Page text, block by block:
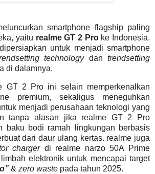
smartphone flagship paling
yaitu realme GT 2 Proke Indonesia.
untuk menjadi smartphone
technology dantrendsetting
di dalamnya.
GT 2 Pro ini selain memperkenalkan
premium, sekaligus meneguhkan
menjadi perusahaan teknologi yang
tanpa alasan jika realme GT 2 Pro
baku bodi ramah lingkungan berbasis
dari daur ulang kertas. realme juga
chargerdi realme narzo 50A Prime
elektronik untuk mencapai target
& zero waste pada tahun 2025.